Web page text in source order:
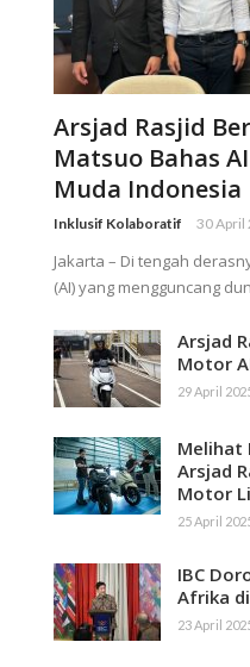
Arsjad Rasjid
Matsuo Bahas
Muda Indonesia
Inklusif Kolaboratif 30 April
Jakarta – Di tengah
(AI) yang mengguncang
Arsjad
Motor
29 April
Melihat
Arsjad
Motor
25 April
IBC
Afrika
23 April